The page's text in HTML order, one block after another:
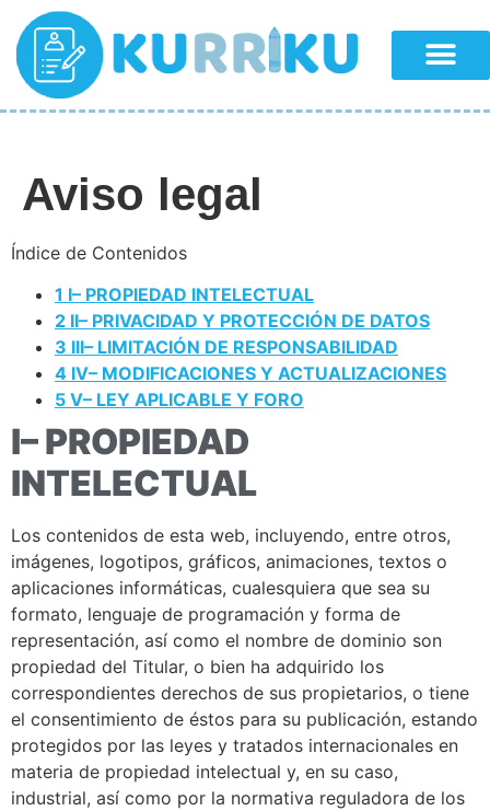
Aviso legal
Índice de Contenidos
1 I– PROPIEDAD INTELECTUAL
2 II– PRIVACIDAD Y PROTECCIÓN DE DATOS
3 III– LIMITACIÓN DE RESPONSABILIDAD
4 IV– MODIFICACIONES Y ACTUALIZACIONES
5 V– LEY APLICABLE Y FORO
I– PROPIEDAD
INTELECTUAL
Los contenidos de esta web, incluyendo, entre otros,
imágenes, logotipos, gráficos, animaciones, textos o
aplicaciones informáticas, cualesquiera que sea su
formato, lenguaje de programación y forma de
representación, así como el nombre de dominio son
propiedad del Titular, o bien ha adquirido los
correspondientes derechos de sus propietarios, o tiene
el consentimiento de éstos para su publicación, estando
protegidos por las leyes y tratados internacionales en
materia de propiedad intelectual y, en su caso,
industrial, así como por la normativa reguladora de los